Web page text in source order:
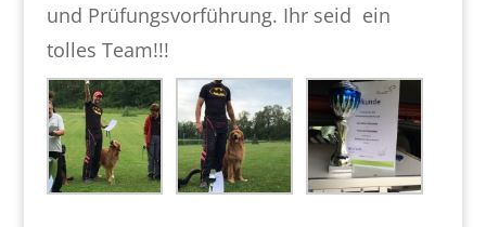
und Prüfungsvorführung. Ihr seid ein
tolles Team!!!